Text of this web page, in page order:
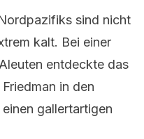
sind nicht
kalt. Bei einer
entdeckte das
in den
gallertartigen